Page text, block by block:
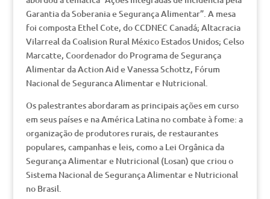
Garantia da Soberania e Segurança Alimentar”. A mesa
foi composta Ethel Cote, do CCDNEC Canadá; Altacracia
Vilarreal da Coalision Rural México Estados Unidos; Celso
Marcatte, Coordenador do Programa de Segurança
Alimentar da Action Aid e Vanessa Schottz, Fórum
Nacional de Seguranca Alimentar e Nutricional.
Os palestrantes abordaram as principais ações em curso
em seus países e na América Latina no combate à fome: a
organização de produtores rurais, de restaurantes
populares, campanhas e leis, como a Lei Orgânica da
Segurança Alimentar e Nutricional (Losan) que criou o
Sistema Nacional de Segurança Alimentar e Nutricional
no Brasil.